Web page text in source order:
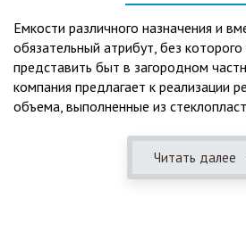
также отнести:
безупречное качество изготовления;
стойкость к высокому давлению
ненаполненном состоянии);
полная герметичность, что
Емкости различного назначения и
обязательный атрибут, без
представить быт в загородном
компания предлагает к реализации
объема, выполненные из
одна из основных сфер их
это организация центров очистки,
Читать далее